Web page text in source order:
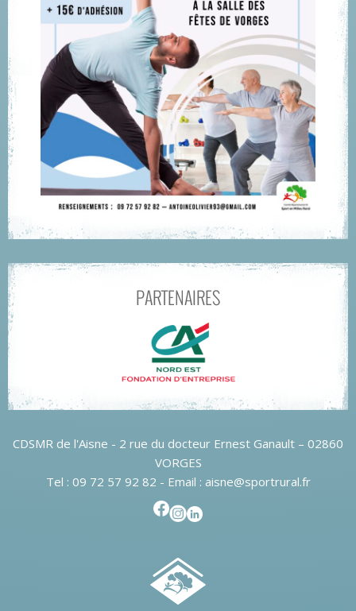
PARTENAIRES
CDSMR de l'Aisne - 2 rue du docteur Ernest Ganault – 02860
VORGES
Tel : 09 72 57 92 82 - Email : aisne@sportrural.fr